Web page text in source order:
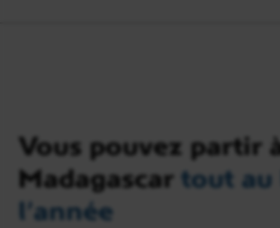
Vous pouvez partir
Madagascar tout au
l’année